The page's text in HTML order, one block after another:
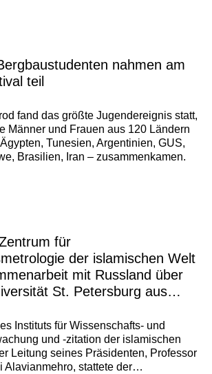
nahmen am
teil
fand das größte Jugendereignis statt,
Männer und Frauen aus 120 Ländern
Tunesien, Argentinien, GUS,
Brasilien, Iran – zusammenkamen.
für
der islamischen Welt
mit Russland über
St. Petersburg aus
Instituts für Wissenschafts- und
und -zitation der islamischen
Leitung seines Präsidenten, Professor
Alavianmehro, stattete der